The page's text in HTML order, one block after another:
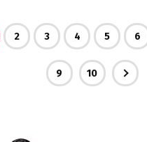
2 3 4 5 6
9 10